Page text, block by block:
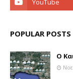
POPULAR POSTS
Ο